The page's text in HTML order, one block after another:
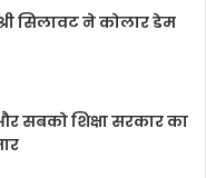
सिलावट ने कोलार डेम
सबको शिक्षा सरकार का